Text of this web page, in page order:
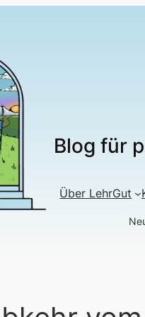
Blog für
Über LehrGut